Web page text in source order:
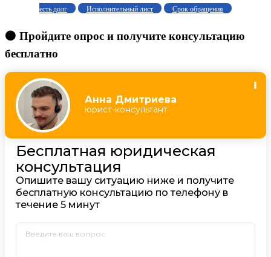
есть долг
Исполнительный лист Срок обращения
🟠 Пройдите опрос и получите консультацию
бесплатно